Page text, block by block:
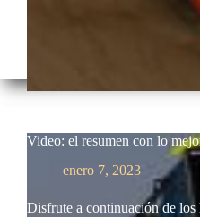
Video: el resumen con lo
enero 7, 2023
Disfrute a continuación de